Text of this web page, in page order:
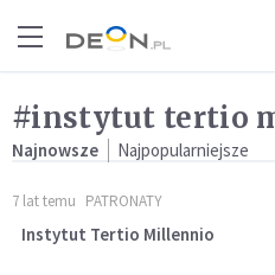
#instytut tertio
Najnowsze Najpopularniejsze
7 lat temu PATRONATY
Instytut Tertio Millennio